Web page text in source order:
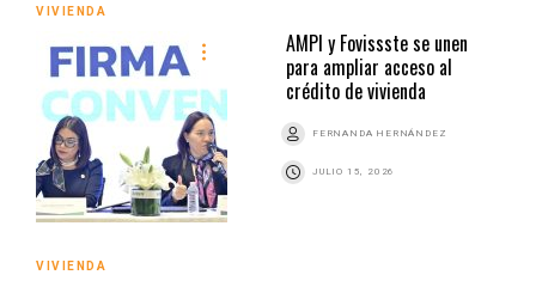
VIVIENDA
AMPI y Fovissste se unen
para ampliar acceso al
crédito de vivienda
FERNANDA HERNÁNDEZ
JULIO 15, 2026
VIVIENDA